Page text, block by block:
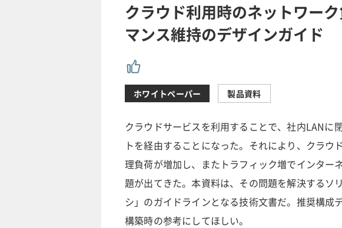
クラウド利用時のネットワー
マンス維持のデザインガイド
ホワイトペーパー 製品資料
クラウドサービスを利用することで、社内LANに
トを経由することになった。それにより、クラ
理負荷が増加し、またトラフィック増でインター
題が出てきた。本資料は、その問題を解決するソ
シ」のガイドラインとなる技術文書だ。推奨構成
構築時の参考にしてほしい。